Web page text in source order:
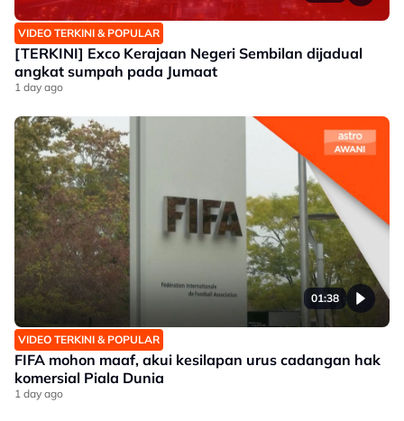
VIDEO TERKINI & POPULAR
[TERKINI] Exco Kerajaan Negeri Sembilan dijadual
angkat sumpah pada Jumaat
1 day ago
01:38
VIDEO TERKINI & POPULAR
FIFA mohon maaf, akui kesilapan urus cadangan hak
komersial Piala Dunia
1 day ago